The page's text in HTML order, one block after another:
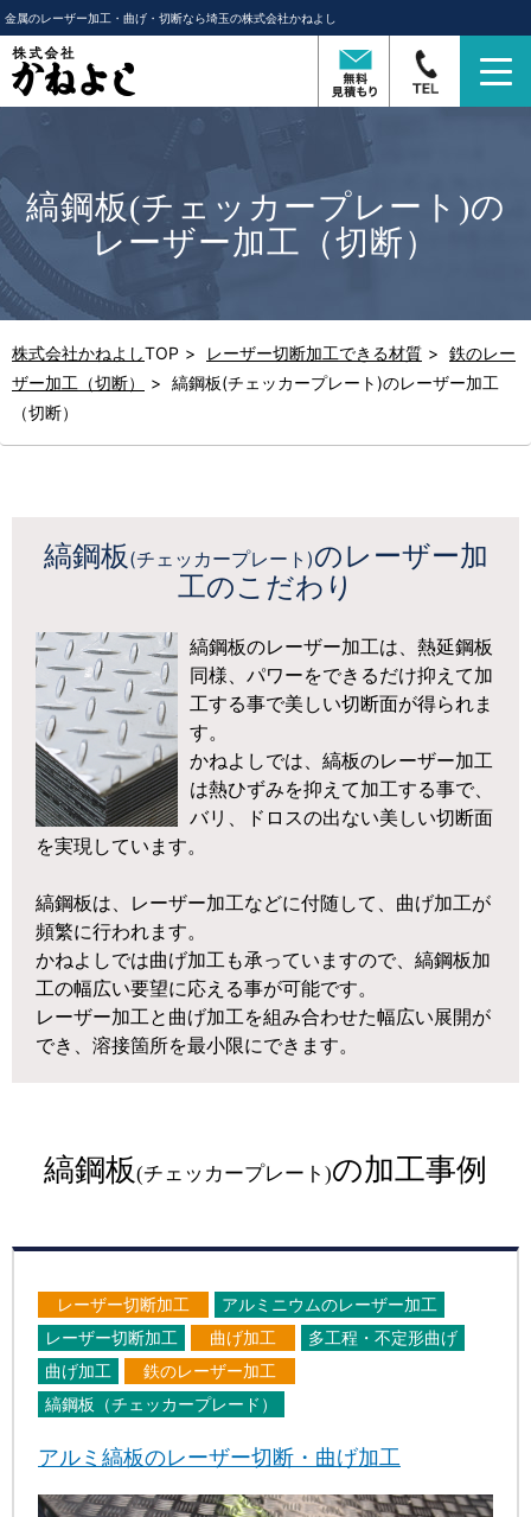
金属のレーザー加工・曲げ・切断なら埼玉の株式会社かねよし
T
o
l
i
縞鋼板(チェッカープレート)の
レーザー加工（切断）
株式会社かねよしTOP レーザー切断加工できる材質
鉄のレー
ザー加工（切断）
縞鋼板(チェッカープレート)のレーザー加工
（切断）
縞鋼板 (チェッカープレート)のレーザー加
工のこだわり
縞鋼板のレーザー加工は、熱延鋼板
同様、パワーをできるだけ抑えて加
工する事で美しい切断面が得られま
す。
かねよしでは、縞板のレーザー加工
は熱ひずみを抑えて加工する事で、
バリ、ドロスの出ない美しい切断面
を実現しています。
縞鋼板は、レーザー加工などに付随して、曲げ加工が
頻繁に行われます。
かねよしでは曲げ加工も承っていますので、縞鋼板加
工の幅広い要望に応える事が可能です。
レーザー加工と曲げ加工を組み合わせた幅広い展開が
でき、溶接箇所を最小限にできます。
縞鋼板(チェッカープレート)の加工事例
レーザー切断加工
アルミニウムのレーザー加工
レーザー切断加工
曲げ加工
多工程・不定形曲げ
曲げ加工
鉄のレーザー加工
縞鋼板（チェッカープレード）
アルミ縞板のレーザー切断・曲げ加工